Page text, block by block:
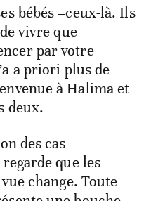
bébés –ceux-là. Ils
vivre que
par votre
a priori plus de
à Halima et
deux.
des cas
que les
change. Toute